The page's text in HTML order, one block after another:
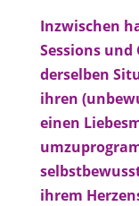
Inzwischen
Sessions und
derselben
ihren
einen
ihrem